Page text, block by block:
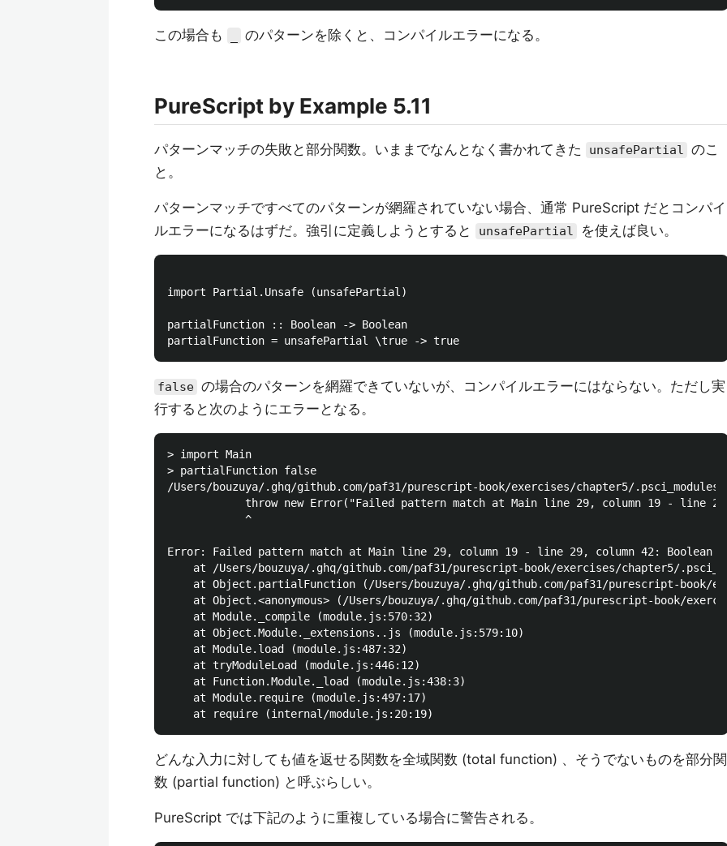
この場合も のパターンを除くと、コンパイルエラーになる。
PureScript by Example 5.11
パターンマッチの失敗と部分関数。いままでなんとなく書かれてきた unsafePartial のこ
と。
パターンマッチですべてのパターンが網羅されていない場合、通常 PureScript だとコンパイ
ルエラーになるはずだ。強引に定義しようとすると
unsafePartial を使えば良い。
import Partial.Unsafe (unsafePartial)
partialFunction :: Boolean -> Boolean
false の場合のパターンを網羅できていないが、コンパイルエラーにはならない。ただし実
行すると次のようにエラーとなる。
> import Main
> partialFunction false
/Users/bouzuya/.ghq/github.com/paf31/purescript-book/exercises/chapter5/.psci_modules/
throw new Error("Failed pattern match at Main line 29, column 19 - line
            ^
Error: Failed pattern match at Main line 29, column 19 - line 29, column 42: Boolean
at /Users/bouzuya/.ghq/github.com/paf31/purescript-book/exercises/chapter5/
at Object.partialFunction (/Users/bouzuya/.ghq/github.com/paf31/purescript-book/
at Object.<anonymous> (/Users/bouzuya/.ghq/github.com/paf31/purescript-book/
    at Module._compile (module.js:570:32)
    at Object.Module._extensions..js (module.js:579:10)
    at Module.load (module.js:487:32)
    at tryModuleLoad (module.js:446:12)
    at Function.Module._load (module.js:438:3)
    at Module.require (module.js:497:17)
どんな入力に対しても値を返せる関数を全域関数 (total function) 、そうでないものを部分関
数 (partial function) と呼ぶらしい。
PureScript では下記のように重複している場合に警告される。